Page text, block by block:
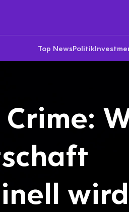
Top NewsPolitik
Crime:
wird